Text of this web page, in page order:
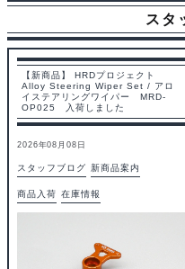
b
o
o
e
s
k
y
スタ
【新商品】 HRDプロジェクト
Alloy Steering Wiper Set / アロ
イステアリングワイパー MRD-
OP025 入荷しました
2026年08月08日
スタッフブログ 新商品案内
商品入荷 在庫情報